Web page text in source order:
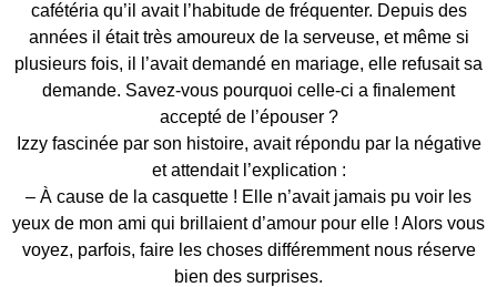
cafétéria qu’il avait l’habitude de fréquenter. Depuis des
années il était très amoureux de la serveuse, et même si
plusieurs fois, il l’avait demandé en mariage, elle refusait sa
demande. Savez-vous pourquoi celle-ci a finalement
accepté de l’épouser ?
Izzy fascinée par son histoire, avait répondu par la négative
et attendait l’explication :
– À cause de la casquette ! Elle n’avait jamais pu voir les
yeux de mon ami qui brillaient d’amour pour elle ! Alors vous
voyez, parfois, faire les choses différemment nous réserve
bien des surprises.